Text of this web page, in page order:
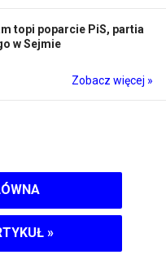
topi poparcie PiS, partia
w Sejmie
Zobacz więcej »
»